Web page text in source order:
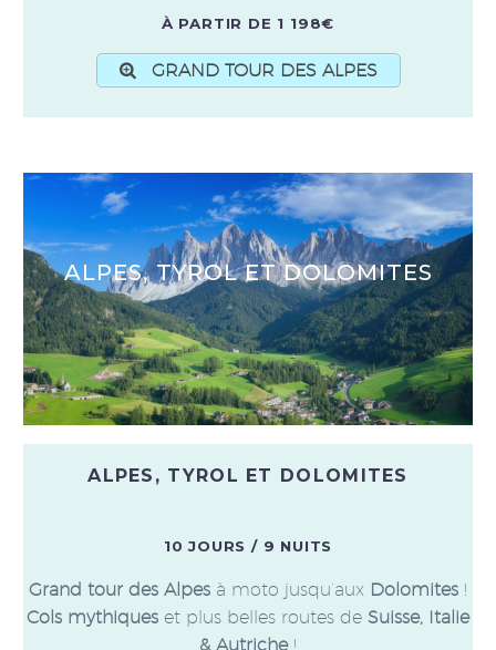
À PARTIR DE 1 198€
GRAND TOUR DES ALPES
ALPES, TYROL ET DOLOMITES
ALPES, TYROL ET DOLOMITES
10 JOURS / 9 NUITS
Grand tour des Alpes à moto jusqu’aux Dolomites !
Cols mythiques et plus belles routes de Suisse, Italie
& Autriche!